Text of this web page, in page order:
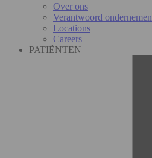
Over ons
Verantwoord ondernemen
Locations
Careers
PATIËNTEN